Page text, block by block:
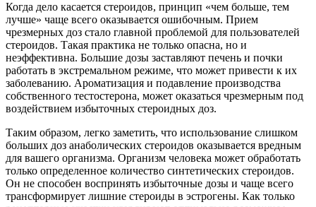
Когда дело касается стероидов, принцип «чем больше, тем
лучше» чаще всего оказывается ошибочным. Прием
чрезмерных доз стало главной проблемой для пользователей
стероидов. Такая практика не только опасна, но и
неэффективна. Большие дозы заставляют печень и почки
работать в экстремальном режиме, что может привести к их
заболеванию. Ароматизация и подавление производства
собственного тестостерона, может оказаться чрезмерным под
воздействием избыточных стероидных доз.
Таким образом, легко заметить, что использование слишком
больших доз анаболических стероидов оказывается вредным
для вашего организма. Организм человека может обработать
только определенное количество синтетических стероидов.
Он не способен воспринять избыточные дозы и чаще всего
трансформирует лишние стероиды в эстрогены. Как только